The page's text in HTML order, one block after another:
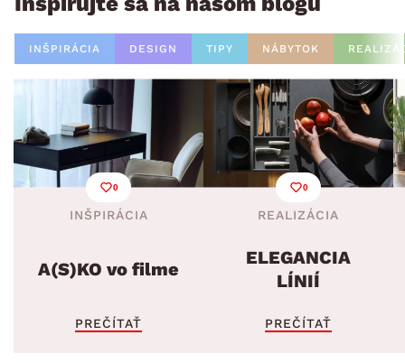
INŠPIRÁCIA DESIGN TIPY NÁBYTOK
0
INŠPIRÁCIA
A(S)KO vo filme
PREČÍTAŤ
0
REALIZÁCIA
ELEGANCIA
LÍNIÍ
PREČÍTAŤ